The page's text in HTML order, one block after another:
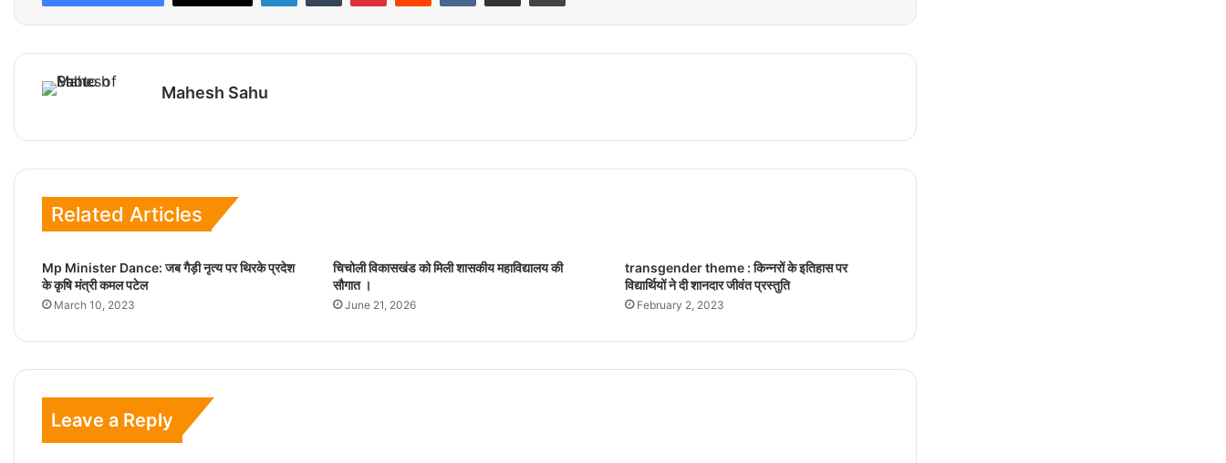
Mahesh Sahu
Related Articles
Mp Minister Dance: जब गैड़ी नृत्‍य पर थिरके प्रदेश
के कृषि मंत्री कमल पटेल
March 10, 2023
चिचोली विकासखंड को मिली शासकीय महाविद्यालय की
सौगात ।
June 21, 2026
transgender theme : किन्नरों के इतिहास पर
विद्यार्थियों ने दी शानदार जीवंत प्रस्तुति
February 2, 2023
Leave a Reply